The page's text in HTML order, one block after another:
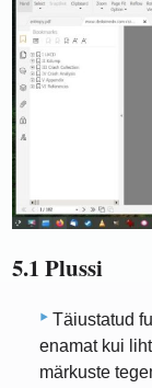
5.1 Plussi
Täiustatud
enamat kui
märkuste